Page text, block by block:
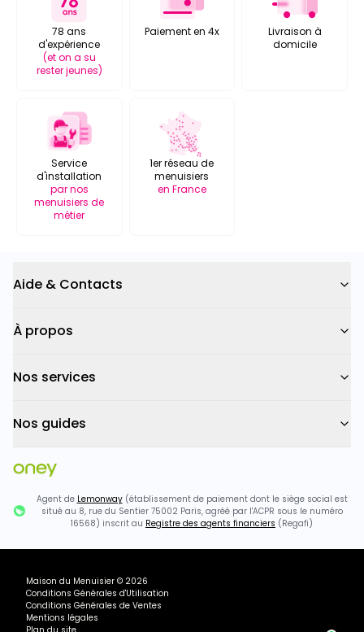
78 ans
d'expérience
(et on a su
rester jeunes)
Paiement en 4x
Livraison à
domicile
Service
d'installation
par nos
menuisiers de
métier
1er réseau de
menuisiers
en France
Aide & Contacts
À propos
Nos services
Nos guides
Agent de Lemonway(établissement de paiement dont le siège social est
situé au 8, rue du Sentier 75002 Paris, agréé par l'ACPR sous le numéro
16568) inscrit au Registre des agents financiers (Regafi)
Maison du Menuisier © 2026
Conditions Générales d'Utilisation
Conditions Générales de Ventes
Mentions légales